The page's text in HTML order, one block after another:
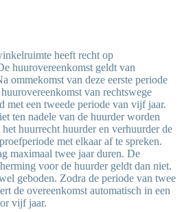
heeft recht op
huurovereenkomst geldt van
ommekomst van deze eerste periode
van rechtswege
met een tweede periode van vijf jaar.
ten nadele van de huurder worden
huurrecht huurder en verhuurder de
met elkaar af te spreken.
maximaal twee jaar duren. De
voor de huurder geldt dan niet.
geboden. Zodra de periode van twee
de overeenkomst automatisch in een
vijf jaar.